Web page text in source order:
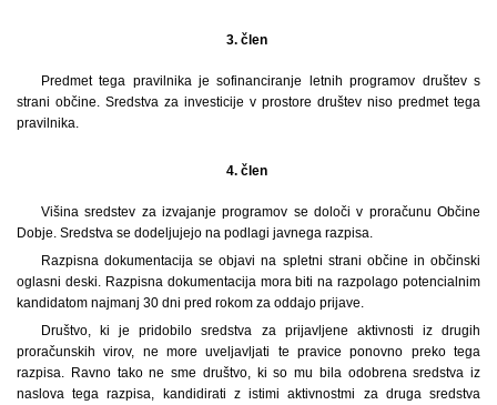
3. člen
Predmet tega pravilnika je sofinanciranje letnih programov društev s
strani občine. Sredstva za investicije v prostore društev niso predmet tega
pravilnika.
4. člen
Višina sredstev za izvajanje programov se določi v proračunu Občine
Dobje. Sredstva se dodeljujejo na podlagi javnega razpisa.
Razpisna dokumentacija se objavi na spletni strani občine in občinski
oglasni deski. Razpisna dokumentacija mora biti na razpolago potencialnim
kandidatom najmanj 30 dni pred rokom za oddajo prijave.
Društvo, ki je pridobilo sredstva za prijavljene aktivnosti iz drugih
proračunskih virov, ne more uveljavljati te pravice ponovno preko tega
razpisa. Ravno tako ne sme društvo, ki so mu bila odobrena sredstva iz
naslova tega razpisa, kandidirati z istimi aktivnostmi za druga sredstva